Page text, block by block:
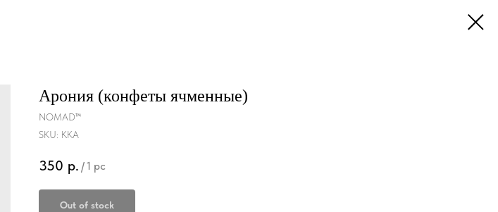
Арония (конфеты ячменные)
NOMAD™
SKU: KKA
350 р. /1 pc
Out of stock